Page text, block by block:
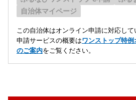
自治体マイページ
この自治体はオンライン申請に対応して
申請サービスの概要はワンストップ特
のご案内をご覧ください。